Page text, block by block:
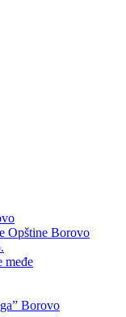
Opštine Borovo
međe
Borovo